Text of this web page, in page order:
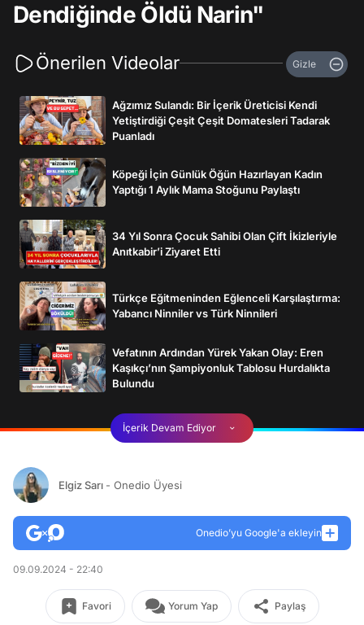
Dendiğinde Öldü Narin"
Önerilen Videolar Gizle
Ağzımız Sulandı: Bir İçerik Üreticisi Kendi
Yetiştirdiği Çeşit Çeşit Domatesleri Tadarak
Puanladı
Köpeği İçin Günlük Öğün Hazırlayan Kadın
Yaptığı 1 Aylık Mama Stoğunu Paylaştı
34 Yıl Sonra Çocuk Sahibi Olan Çift İkizleriyle
Anıtkabir’i Ziyaret Etti
Türkçe Eğitmeninden Eğlenceli Karşılaştırma:
Yabancı Ninniler vs Türk Ninnileri
Vefatının Ardından Yürek Yakan Olay: Eren
Kaşıkçı’nın Şampiyonluk Tablosu Hurdalıkta
Bulundu
İçerik Devam Ediyor
Elgiz Sarı - Onedio Üyesi
Onedio’yu Google'a ekleyin
09.09.2024 - 22:40
Favori Yorum Yap Paylaş